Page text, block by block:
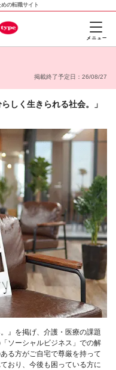
の転職サイト
掲載終了予定日：26/08/27
しく生きられる社会。」
』を掲げ、介護・医療の課題
ソーシャルビジネス」での解
る方がご自宅で尊厳を持って
おり、今後も困っている方に